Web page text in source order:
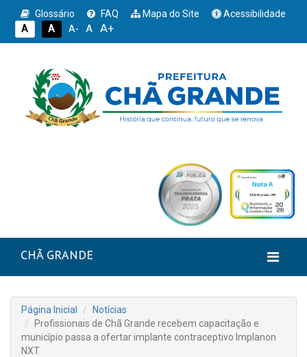
Glossário FAQ Mapa do Site
Acessibilidade
A
A A- A A+
CHÃ GRANDE
Página Inicial
Notícias
Profissionais de Chã Grande recebem capacitação e
município passa a ofertar implante contraceptivo Implanon
NXT